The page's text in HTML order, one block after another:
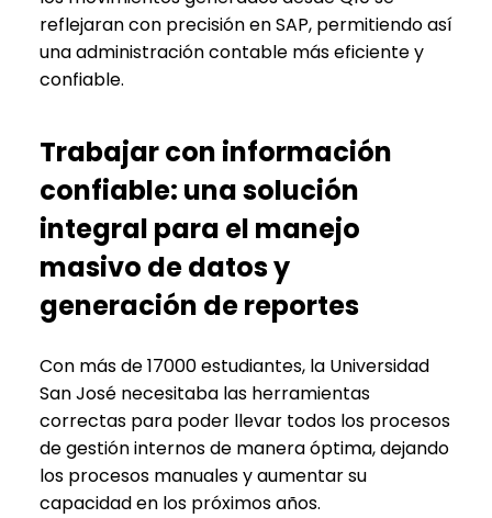
reflejaran con precisión en SAP, permitiendo así
una administración contable más eficiente y
confiable.
Trabajar con información
confiable: una solución
integral para el manejo
masivo de datos y
generación de reportes
Con más de 17000 estudiantes, la Universidad
San José necesitaba las herramientas
correctas para poder llevar todos los procesos
de gestión internos de manera óptima, dejando
los procesos manuales y aumentar su
capacidad en los próximos años.